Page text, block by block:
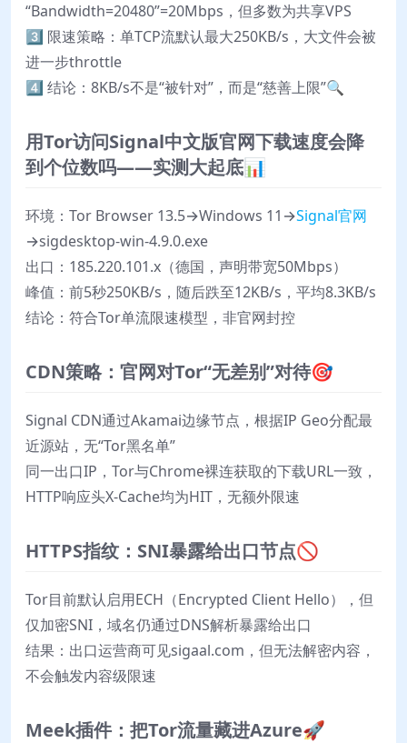
“Bandwidth=20480”=20Mbps，但多数为共享VPS
3️⃣ 限速策略：单TCP流默认最大250KB/s，大文件会被
进一步throttle
4️⃣ 结论：8KB/s不是“被针对”，而是“慈善上限”🔍
用Tor访问Signal中文版官网下载速度会降
到个位数吗——实测大起底📊
环境：Tor Browser 13.5→Windows 11→Signal官网
→sigdesktop-win-4.9.0.exe
出口：185.220.101.x（德国，声明带宽50Mbps）
峰值：前5秒250KB/s，随后跌至12KB/s，平均8.3KB/s
结论：符合Tor单流限速模型，非官网封控
CDN策略：官网对Tor“无差别”对待🎯
Signal CDN通过Akamai边缘节点，根据IP Geo分配最
近源站，无“Tor黑名单”
同一出口IP，Tor与Chrome裸连获取的下载URL一致，
HTTP响应头X-Cache均为HIT，无额外限速
HTTPS指纹：SNI暴露给出口节点🚫
Tor目前默认启用ECH（Encrypted Client Hello），但
仅加密SNI，域名仍通过DNS解析暴露给出口
结果：出口运营商可见sigaal.com，但无法解密内容，
不会触发内容级限速
Meek插件：把Tor流量藏进Azure🚀